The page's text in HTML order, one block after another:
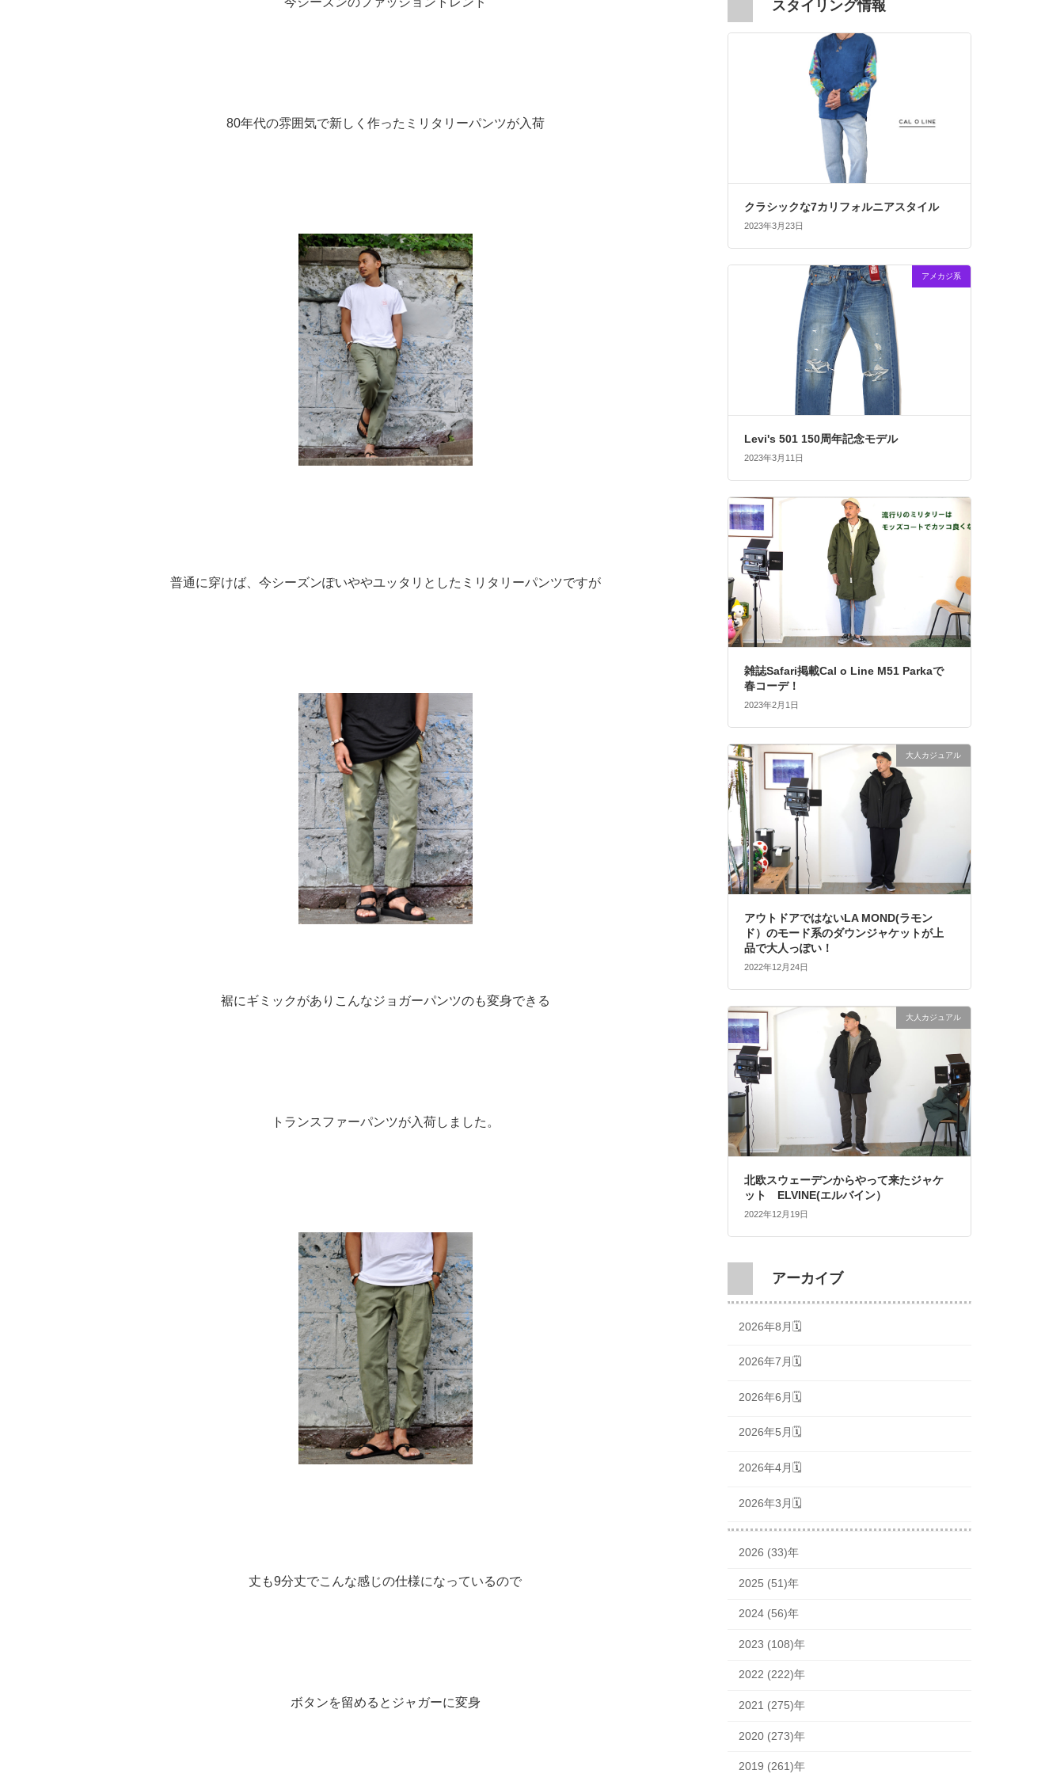
80年代の雰囲気で新しく作ったミリタリーパンツが入荷
普通に穿けば、今シーズンぽいややユッタリとしたミリタリーパンツですが
裾にギミックがありこんなジョガーパンツのも変身できる
トランスファーパンツが入荷しました。
丈も9分丈でこんな感じの仕様になっているので
ボタンを留めるとジャガーに変身
スタイリング情報
クラシックな7カリフォルニアスタイル
2023年3月23日
アメカジ系
Levi's 501 150周年記念モデル
2023年3月11日
雑誌Safari掲載Cal o Line M51 Parkaで
春コーデ！
2023年2月1日
大人カジュアル
アウトドアではないLA MOND(ラモン
ド）のモード系のダウンジャケットが上
品で大人っぽい！
2022年12月24日
大人カジュアル
北欧スウェーデンからやって来たジャケ
ット ELVINE(エルバイン）
2022年12月19日
アーカイブ
2026年8月🗓
2026年7月🗓
2026年6月🗓
2026年5月🗓
2026年4月🗓
2026年3月🗓
2026 (33)年
2025 (51)年
2024 (56)年
2023 (108)年
2022 (222)年
2021 (275)年
2020 (273)年
2019 (261)年